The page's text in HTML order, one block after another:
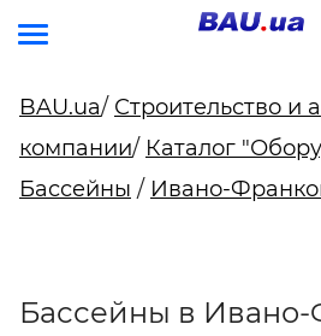
BAU.ua/ Строительство и
компании/ Каталог
Бассейны / Ивано-
Бассейны в Ивано-